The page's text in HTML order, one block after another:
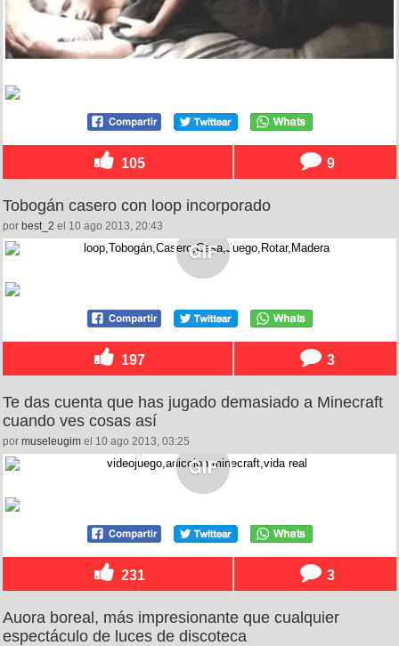
105 9
Tobogán casero con loop incorporado
por best_2 el 10 ago 2013, 20:43
197 3
Te das cuenta que has jugado demasiado a Minecraft
cuando ves cosas así
por museleugim el 10 ago 2013, 03:25
231 3
Auora boreal, más impresionante que cualquier
espectáculo de luces de discoteca